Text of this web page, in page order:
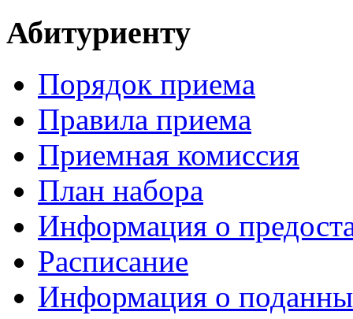
Абитуриенту
Порядок приема
Правила приема
Приемная комиссия
План набора
Информация о
Расписание
Информация о